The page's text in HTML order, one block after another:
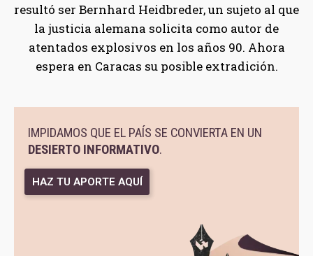
resultó ser Bernhard Heidbreder, un sujeto al que
la justicia alemana solicita como autor de
atentados explosivos en los años 90. Ahora
espera en Caracas su posible extradición.
IMPIDAMOS QUE EL PAÍS SE CONVIERTA EN UN
DESIERTO INFORMATIVO.
HAZ TU APORTE AQUÍ